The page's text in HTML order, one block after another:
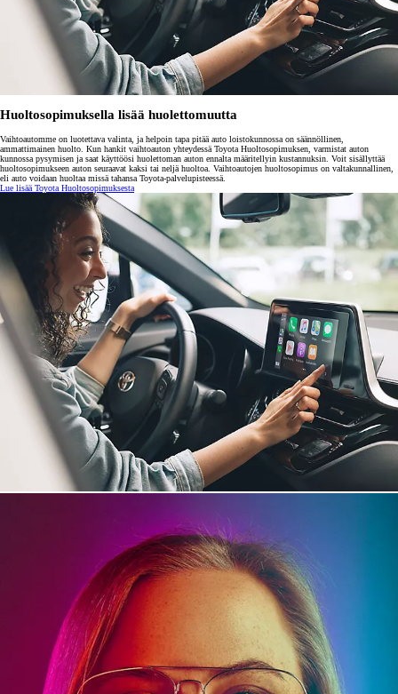
Huoltosopimuksella lisää huolettomuutta
Vaihtoautomme on luotettava valinta, ja helpoin tapa pitää auto loistokunnossa on säännöllinen,
ammattimainen huolto. Kun hankit vaihtoauton yhteydessä Toyota Huoltosopimuksen, varmistat auton
kunnossa pysymisen ja saat käyttöösi huolettoman auton ennalta määritellyin kustannuksin. Voit sisällyttää
huoltosopimukseen auton seuraavat kaksi tai neljä huoltoa. Vaihtoautojen huoltosopimus on valtakunnallinen,
eli auto voidaan huoltaa missä tahansa Toyota-palvelupisteessä.
Lue lisää Toyota Huoltosopimuksesta